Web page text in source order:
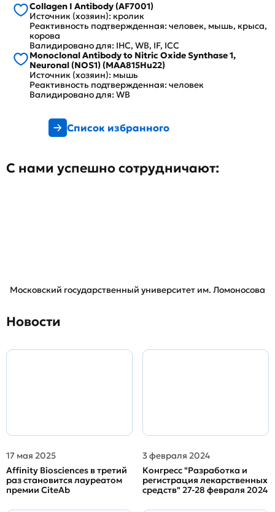
Collagen I Antibody (AF7001)
Источник (хозяин): кролик
Реактивность подтвержденная: человек, мышь, крыса,
корова
Валидировано для: IHC, WB, IF, ICC
Monoclonal Antibody to Nitric Oxide Synthase 1,
Neuronal (NOS1) (MAA815Hu22)
Источник (хозяин): мышь
Реактивность подтвержденная: человек
Валидировано для: WB
Список избранного
С нами успешно сотрудничают:
Московский государственный университет им. Ломоносова
Новости
17 мая 2025
Affinity Biosciences в третий
раз становится лауреатом
премии CiteAb
3 февраля 2024
Конгресс "Разработка и
регистрация лекарственных
средств" 27-28 февраля 2024